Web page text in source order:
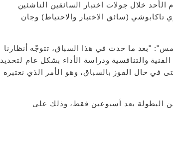
خلال جولات اختبار السائقين الناشئين
(سائق الاختبار والاحتياط) وجان
"بعد ما حدث في هذا السباق، تتوجّه أنظارنا
والتنافسية ودراسة الأداء بشكل عام لتحديد
في حال الفوز بالسباق، وهو الأمر الذي نعتبره
من البطولة بعد أسبوعين فقط، وذلك على